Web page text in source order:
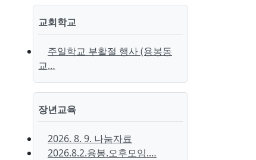
교회학교
주일학교 부활절 행사 (용봉동
교…
장년교육
2026. 8. 9. 나눔자료
2026.8.2.용봉.오후모임.…